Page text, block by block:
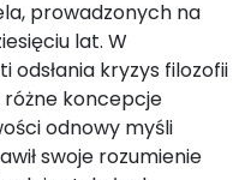
prowadzonych na
lat. W
odsłania kryzys filozofii
różne koncepcje
odnowy myśli
swoje rozumienie